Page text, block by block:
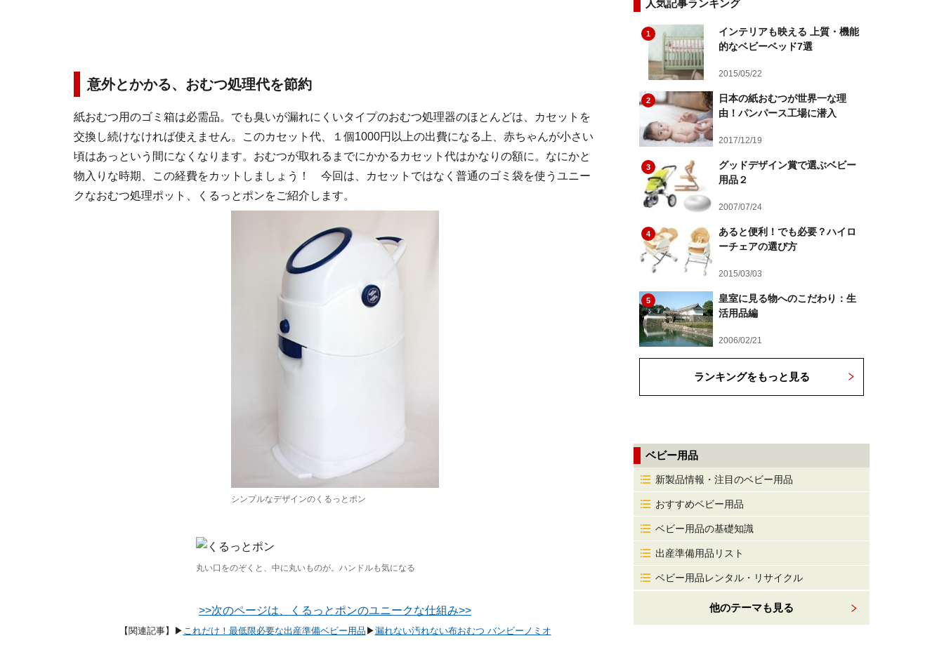
意外とかかる、おむつ処理代を節約
紙おむつ用のゴミ箱は必需品。でも臭いが漏れにくいタイプのおむつ処理器のほとんどは、カセットを
交換し続けなければ使えません。このカセット代、１個1000円以上の出費になる上、赤ちゃんが小さい
頃はあっという間になくなります。おむつが取れるまでにかかるカセット代はかなりの額に。なにかと
物入りな時期、この経費をカットしましょう！ 今回は、カセットではなく普通のゴミ袋を使うユニー
クなおむつ処理ポット、くるっとポンをご紹介します。
シンプルなデザインのくるっとポン
丸い口をのぞくと、中に丸いものが。ハンドルも気になる
>>次のページは、くるっとポンのユニークな仕組み>>
【関連記事】▶ これだけ！最低限必要な出産準備ベビー用品 ▶漏れない汚れない布おむつ バンビーノミオ
人気記事ランキング
1
インテリアも映える 上質・機能
的なベビーベッド7選
2015/05/22
2
日本の紙おむつが世界一な理
由！パンパース工場に潜入
2017/12/19
3
グッドデザイン賞で選ぶベビー
用品２
2007/07/24
4
あると便利！でも必要？ハイロ
ーチェアの選び方
2015/03/03
5
皇室に見る物へのこだわり：生
活用品編
2006/02/21
ランキングをもっと見る
ベビー用品
新製品情報・注目のベビー用品
おすすめベビー用品
ベビー用品の基礎知識
出産準備用品リスト
ベビー用品レンタル・リサイクル
他のテーマも見る